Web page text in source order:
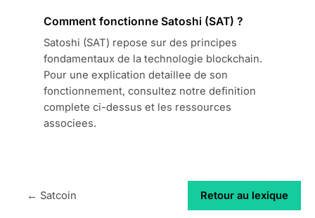
Comment fonctionne Satoshi (SAT) ?
Satoshi (SAT) repose sur des principes
fondamentaux de la technologie blockchain.
Pour une explication detaillee de son
fonctionnement, consultez notre definition
complete ci-dessus et les ressources
associees.
← Satcoin Retour au lexique